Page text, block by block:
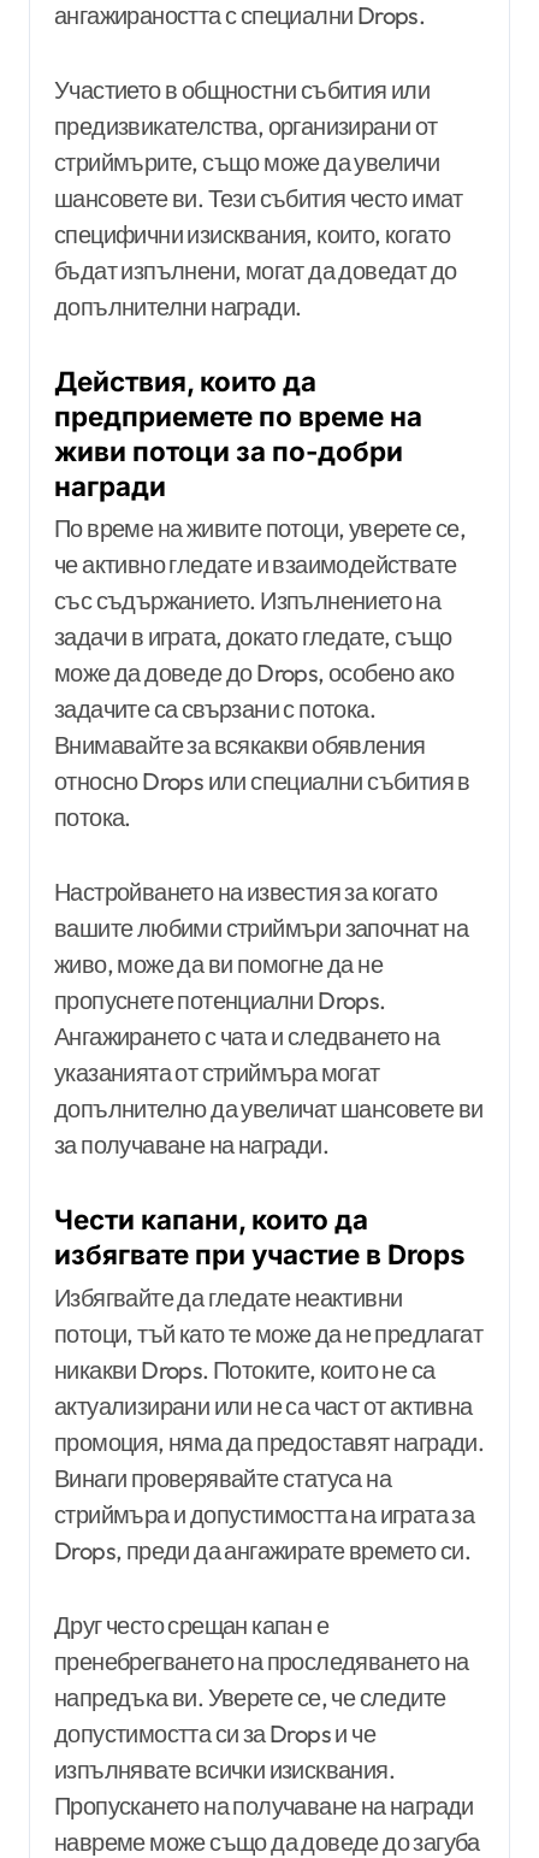
ангажираността с специални Drops.
Участието в общностни събития или
предизвикателства, организирани от
стриймърите, също може да увеличи
шансовете ви. Тези събития често имат
специфични изисквания, които, когато
бъдат изпълнени, могат да доведат до
допълнителни награди.
Действия, които да
предприемете по време на
живи потоци за по-добри
награди
По време на живите потоци, уверете се,
че активно гледате и взаимодействате
със съдържанието. Изпълнението на
задачи в играта, докато гледате, също
може да доведе до Drops, особено ако
задачите са свързани с потока.
Внимавайте за всякакви обявления
относно Drops или специални събития в
потока.
Настройването на известия за когато
вашите любими стриймъри започнат на
живо, може да ви помогне да не
пропуснете потенциални Drops.
Ангажирането с чата и следването на
указанията от стриймъра могат
допълнително да увеличат шансовете ви
за получаване на награди.
Чести капани, които да
избягвате при участие в Drops
Избягвайте да гледате неактивни
потоци, тъй като те може да не предлагат
никакви Drops. Потоките, които не са
актуализирани или не са част от активна
промоция, няма да предоставят награди.
Винаги проверявайте статуса на
стриймъра и допустимостта на играта за
Drops, преди да ангажирате времето си.
Друг често срещан капан е
пренебрегването на проследяването на
напредъка ви. Уверете се, че следите
допустимостта си за Drops и че
изпълнявате всички изисквания.
Пропускането на получаване на награди
навреме може също да доведе до загуба